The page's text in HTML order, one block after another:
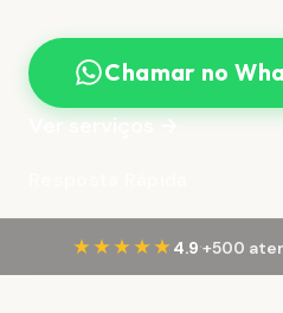
Chamar no
Ver serviços →
★★★★★ 4.9·+500